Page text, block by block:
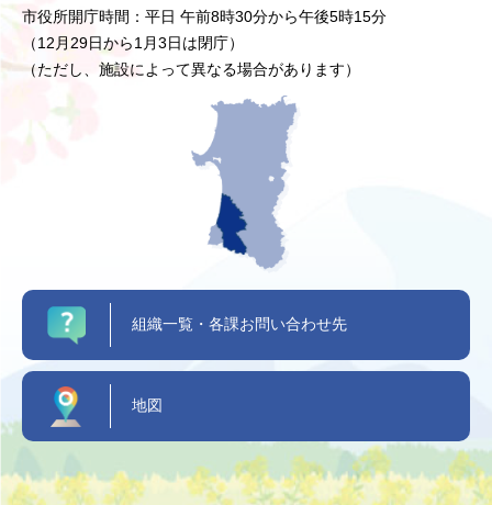
市役所開庁時間：平日 午前8時30分から午後5時15分
（12月29日から1月3日は閉庁）
（ただし、施設によって異なる場合があります）
組織一覧・各課お問い合わせ先
地図